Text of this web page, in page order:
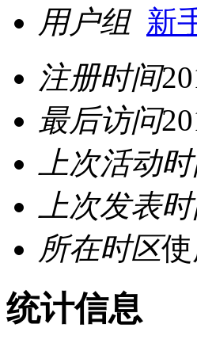
用户组 新
注册时间
最后访问
上次活动
上次发表
所在时区
统计信息